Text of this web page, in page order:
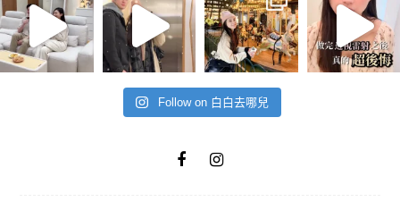
Follow on 白白去哪兒